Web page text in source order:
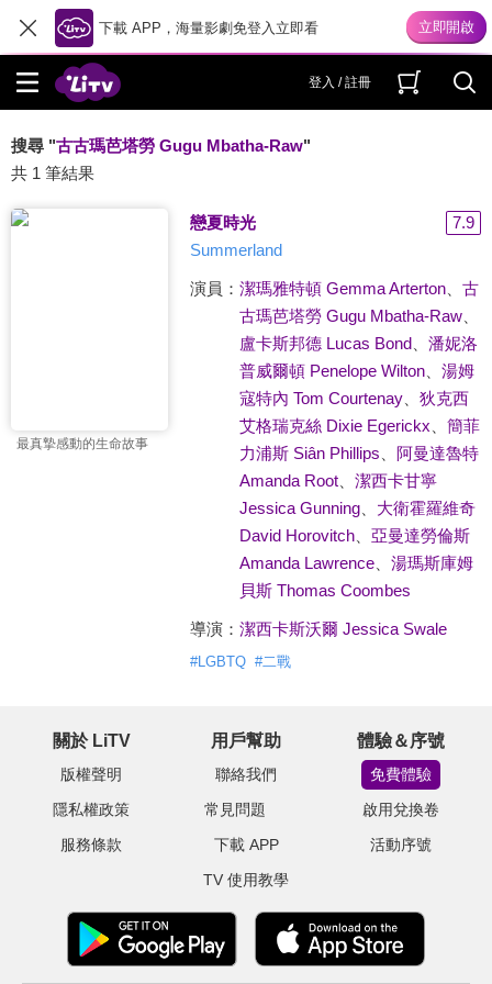
下載 APP，海量影劇免登入立即看
登入 / 註冊
搜尋 "古古瑪芭塔勞 Gugu Mbatha-Raw"
共 1 筆結果
最真摯感動的生命故事
戀夏時光
7.9
Summerland
演員： 潔瑪雅特頓 Gemma Arterton、 古
古瑪芭塔勞 Gugu Mbatha-Raw、
盧卡斯邦德 Lucas Bond、 潘妮洛
普威爾頓 Penelope Wilton、 湯姆
寇特內 Tom Courtenay、 狄克西
艾格瑞克絲 Dixie Egerickx
簡菲
力浦斯 Siân Phillips
阿曼達魯特
Amanda Root、 潔西卡甘寧
Jessica Gunning、 大衛霍羅維奇
David Horovitch、 亞曼達勞倫斯
Amanda Lawrence、 湯瑪斯庫姆
貝斯 Thomas Coombes
導演： 潔西卡斯沃爾 Jessica Swale
#LGBTQ #二戰
關於 LiTV
版權聲明
隱私權政策
服務條款
用戶幫助
聯絡我們
常見問題
下載 APP
TV 使用教學
體驗＆序號
免費體驗
啟用兌換卷
活動序號